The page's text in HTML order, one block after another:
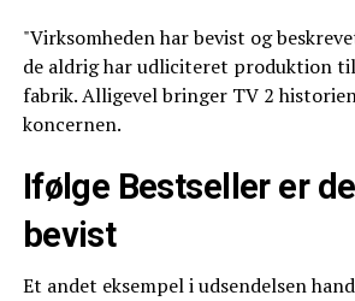
"Virksomheden har bevist og
de aldrig har udliciteret produktion
fabrik. Alligevel bringer TV 2
koncernen.
Ifølge Bestseller er
bevist
Et andet eksempel i udsendelsen